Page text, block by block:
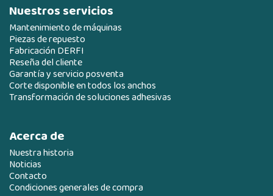
Nuestros servicios
Mantenimiento de máquinas
Piezas de repuesto
Fabricación DERFI
Reseña del cliente
Garantía y servicio posventa
Corte disponible en todos los anchos
Transformación de soluciones adhesivas
Acerca de
Nuestra historia
Noticias
Contacto
Condiciones generales de compra